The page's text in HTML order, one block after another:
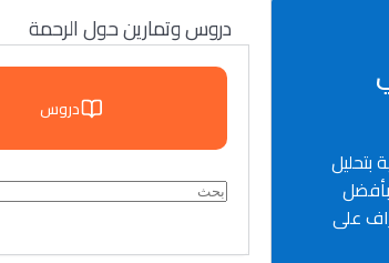
دروس وتمارين حول الرحمة
دروس
بتحليل
على